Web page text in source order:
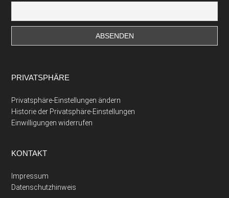
PRIVATSPHÄRE
Privatsphäre-Einstellungen ändern
Historie der Privatsphäre-Einstellungen
Einwilligungen widerrufen
KONTAKT
Impressum
Datenschutzhinweis